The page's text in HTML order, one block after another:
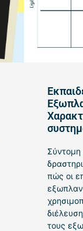
Σύντομη
πώς οι
τους